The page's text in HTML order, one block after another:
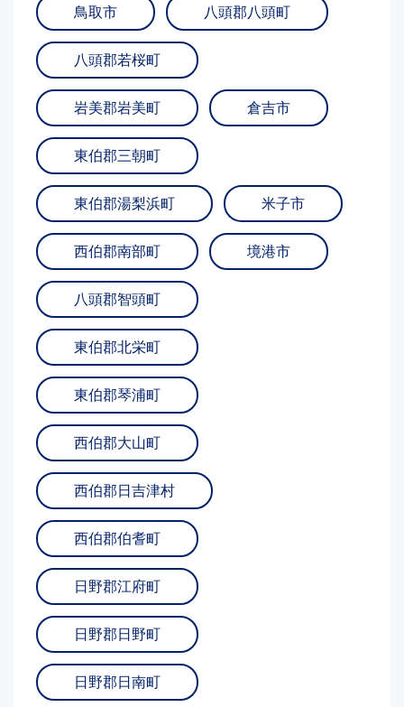
鳥取市 八頭郡八頭町
八頭郡若桜町
岩美郡岩美町 倉吉市
東伯郡三朝町
東伯郡湯梨浜町 米子市
西伯郡南部町 境港市
八頭郡智頭町
東伯郡北栄町
東伯郡琴浦町
西伯郡大山町
西伯郡日吉津村
西伯郡伯耆町
日野郡江府町
日野郡日野町
日野郡日南町